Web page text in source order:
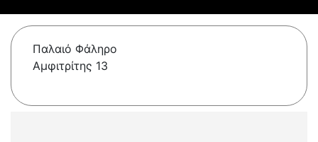
Παλαιό Φάληρο
Αμφιτρίτης 13